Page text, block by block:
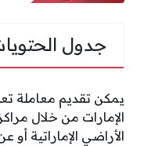
جدول
يمكن تقديم معاملة
الإمارات من خلال
الأراضي الإماراتية